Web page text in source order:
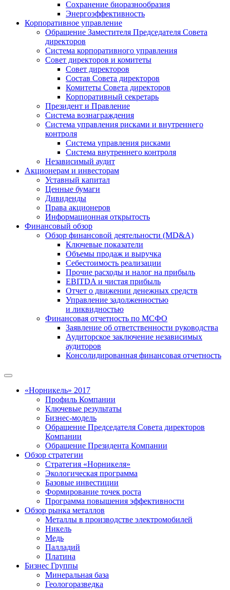
Сохранение биоразнообразия
Энергоэффективность
Корпоративное управление
Обращение Заместителя Председателя Совета
директоров
Система корпоративного управления
Совет директоров и комитеты
Совет директоров
Состав Совета директоров
Комитеты Совета директоров
Корпоративный секретарь
Президент и Правление
Система вознаграждения
Система управления рисками и внутреннего
контроля
Система управления рисками
Система внутреннего контроля
Независимый аудит
Акционерам и инвесторам
Уставный капитал
Ценные бумаги
Дивиденды
Права акционеров
Информационная открытость
Финансовый обзор
Обзор финансовой деятельности (MD&A)
Ключевые показатели
Объемы продаж и выручка
Себестоимость реализации
Прочие расходы и налог на прибыль
EBITDA и чистая прибыль
Отчет о движении денежных средств
Управление задолженностью
и ликвидностью
Финансовая отчетность по МСФО
Заявление об ответственности руководства
Аудиторское заключение независимых
аудиторов
Консолидированная финансовая отчетность
«Норникель» 2017
Профиль Компании
Ключевые результаты
Бизнес-модель
Обращение Председателя Совета директоров
Компании
Обращение Президента Компании
Обзор стратегии
Стратегия «Норникеля»
Экологическая программа
Базовые инвестиции
Формирование точек роста
Программа повышения эффективности
Обзор рынка металлов
Металлы в производстве электромобилей
Никель
Медь
Палладий
Платина
Бизнес Группы
Минеральная база
Геологоразведка